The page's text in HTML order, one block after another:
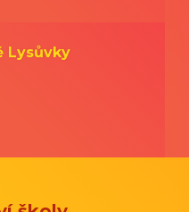
Lysůvky